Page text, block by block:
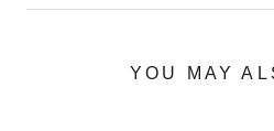
YOU MAY